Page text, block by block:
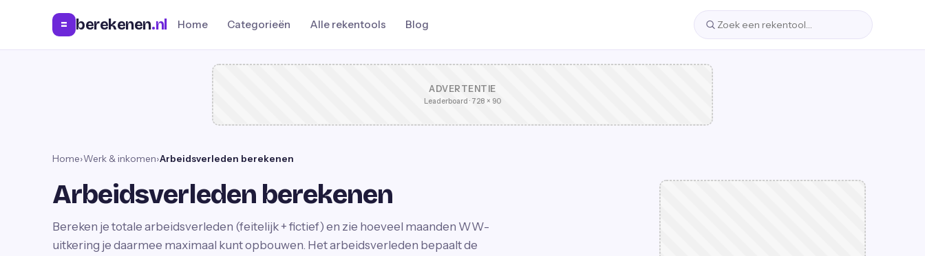
= berekenen.nl Home Categorieën Alle rekentools Blog
ADVERTENTIE
Leaderboard · 728 × 90
Home›Werk & inkomen›Arbeidsverleden berekenen
Arbeidsverleden berekenen
Bereken je totale arbeidsverleden (feitelijk + fictief) en zie hoeveel maanden WW-
uitkering je daarmee maximaal kunt opbouwen. Het arbeidsverleden bepaalt de